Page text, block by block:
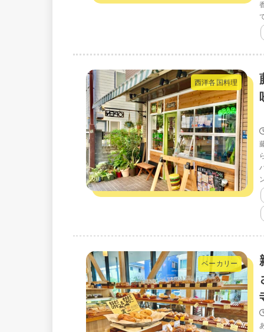
西洋各国料理
ベーカリー